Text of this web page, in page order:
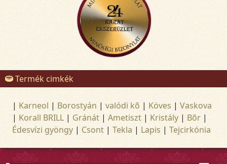
Termék cimkék
| Karneol | Borostyán | valódi kõ | Köves | Vaskova
| Korall BRILL | Gránát | Ametiszt | Kristály | Bõr |
Édesvízi gyöngy | Csont | Tekla | Lapis | Tejcirkónia